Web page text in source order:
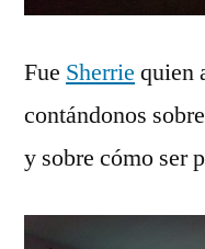
Fue Sherrie quien
contándonos
y sobre cómo ser